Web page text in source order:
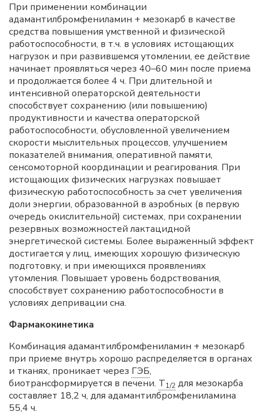
При применении комбинации
адамантилбромфениламин + мезокарб в качестве
средства повышения умственной и физической
работоспособности, в т.ч. в условиях истощающих
нагрузок и при развившемся утомлении, ее действие
начинает проявляться через 40–60 мин после приема
и продолжается более 4 ч. При длительной и
интенсивной операторской деятельности
способствует сохранению (или повышению)
продуктивности и качества операторской
работоспособности, обусловленной увеличением
скорости мыслительных процессов, улучшением
показателей внимания, оперативной памяти,
сенсомоторной координации и реагирования. При
истощающих физических нагрузках повышает
физическую работоспособность за счет увеличения
доли энергии, образованной в аэробных (в первую
очередь окислительной) системах, при сохранении
резервных возможностей лактацидной
энергетической системы. Более выраженный эффект
достигается у лиц, имеющих хорошую физическую
подготовку, и при имеющихся проявлениях
утомления. Повышает уровень бодрствования,
способствует сохранению работоспособности в
условиях депривации сна.
Фармакокинетика
Комбинация адамантилбромфениламин + мезокарб
при приеме внутрь хорошо распределяется в органах
и тканях, проникает через ГЭБ,
биотрансформируется в печени. T1/2 для мезокарба
составляет 18,2 ч, для адамантилбромфениламина
55,4 ч.